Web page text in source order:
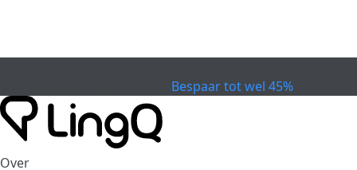
Bespaar tot wel 45%
Over